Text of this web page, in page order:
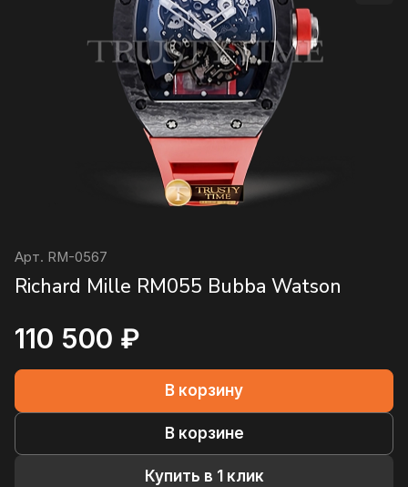
Арт. RM-0567
Richard Mille RM055 Bubba Watson
110 500 ₽
В корзину
В корзине
Купить в 1 клик